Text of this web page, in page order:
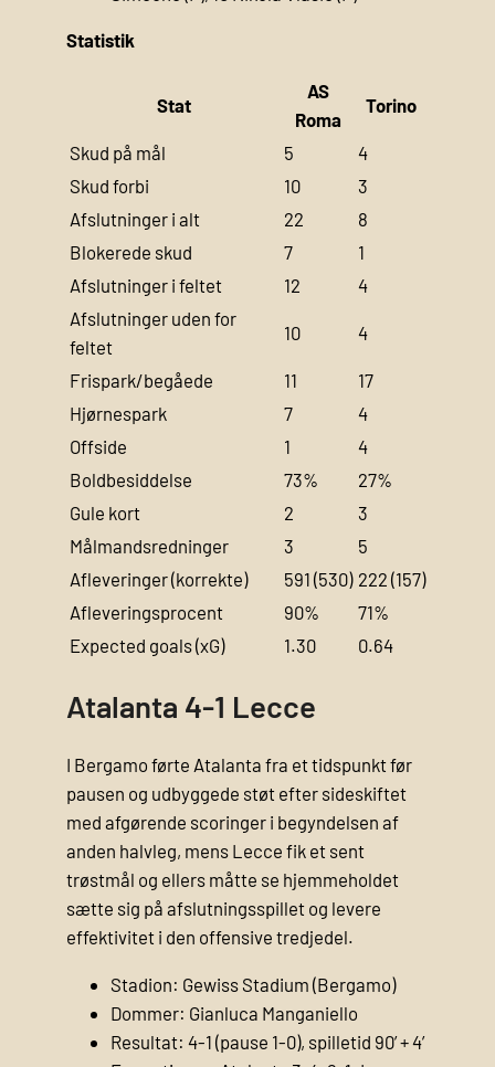
Statistik
Stat
AS
Roma
Torino
Skud på mål 5
4
Skud forbi
10
3
Afslutninger i alt
22
8
Blokerede skud
7
1
Afslutninger i feltet
12
4
Afslutninger uden for
feltet
10 4
Frispark/begåede 11
17
Hjørnespark
7
4
Offside
1
4
Boldbesiddelse
73%
27%
Gule kort
2
3
Målmandsredninger
3
5
Afleveringer (korrekte)
591 (530) 222 (157)
Afleveringsprocent
90%
71%
Expected goals (xG)
1.30 0.64
Atalanta 4-1 Lecce
I Bergamo førte Atalanta fra et tidspunkt før
pausen og udbyggede støt efter sideskiftet
med afgørende scoringer i begyndelsen af
anden halvleg, mens Lecce fik et sent
trøstmål og ellers måtte se hjemmeholdet
sætte sig på afslutningsspillet og levere
effektivitet i den offensive tredjedel.
Stadion: Gewiss Stadium (Bergamo)
Dommer: Gianluca Manganiello
Resultat: 4-1 (pause 1-0), spilletid 90’ + 4’